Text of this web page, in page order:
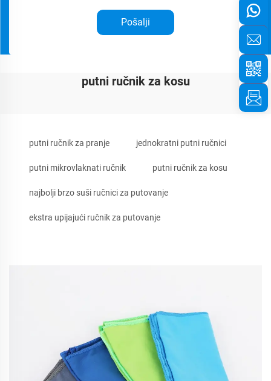
Pošalji
putni ručnik za kosu
putni ručnik za pranje jednokratni putni ručnici
putni mikrovlaknati ručnik putni ručnik za kosu
najbolji brzo suši ručnici za putovanje
ekstra upijajući ručnik za putovanje